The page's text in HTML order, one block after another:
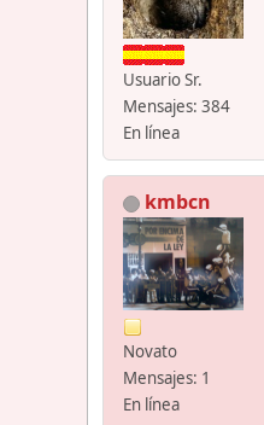
Usuario Sr.
Mensajes: 384
En línea
kmbcn
Novato
Mensajes: 1
En línea